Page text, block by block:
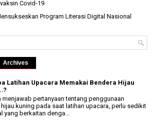
Covid-19
Program Literasi Digital Nasional
Archives
Latihan Upacara Memakai Bendera Hijau
menjawab pertanyaan tentang penggunaan
kuning pada saat latihan upacara, perlu sedikit
yang berkaitan denga...